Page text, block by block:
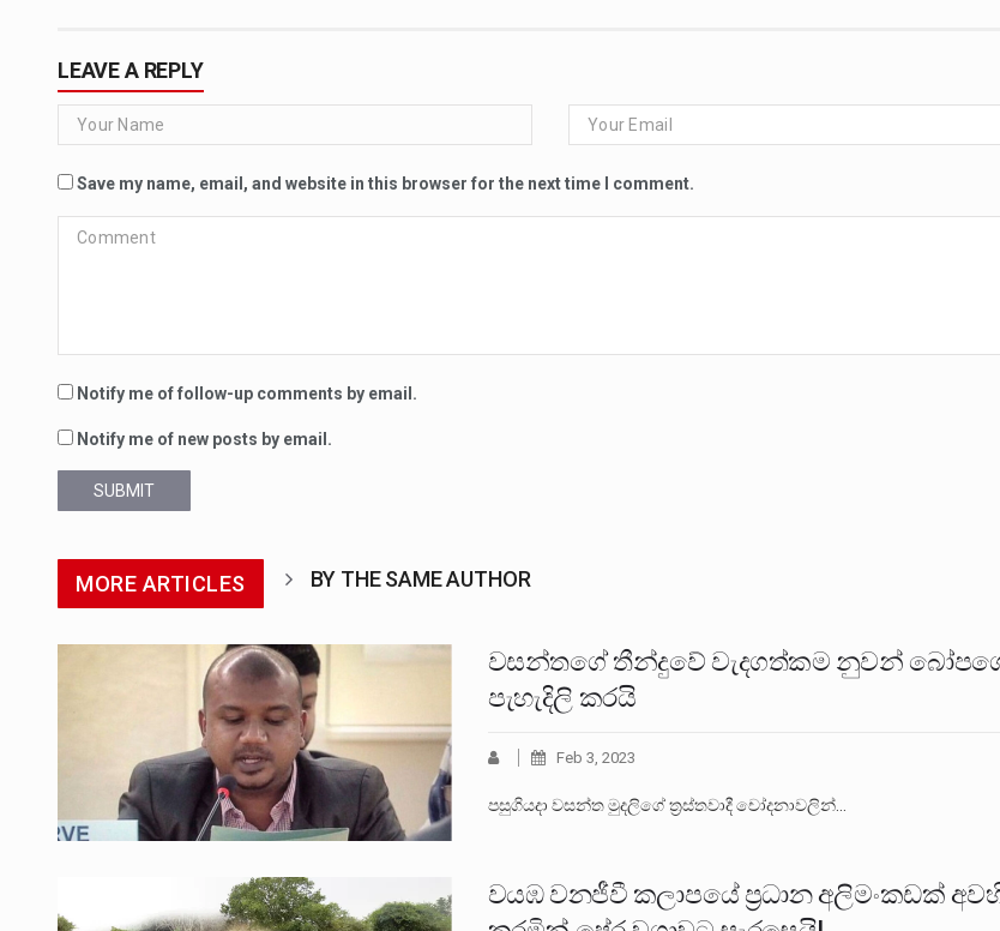
LEAVE A REPLY
Save my name, email, and website in this browser for the next time I comment.
Notify me of follow-up comments by email.
Notify me of new posts by email.
SUBMIT
MORE ARTICLES BY THE SAME AUTHOR
වසන්තගේ තීන්දුවේ වැදගත්කම නුවන්
පැහැදිලි කරයි
Feb 3, 2023
පසුගියදා වසන්ත මුදලිගේ ත්‍රස්තවාදී චෝදනාවලින්…
වයඹ වනජීවී කලාපයේ ප්‍රධාන අලිමංකඩක්